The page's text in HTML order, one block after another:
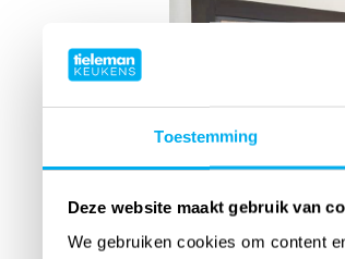
Toestemming
Deze website maakt gebruik van
We gebruiken cookies om content